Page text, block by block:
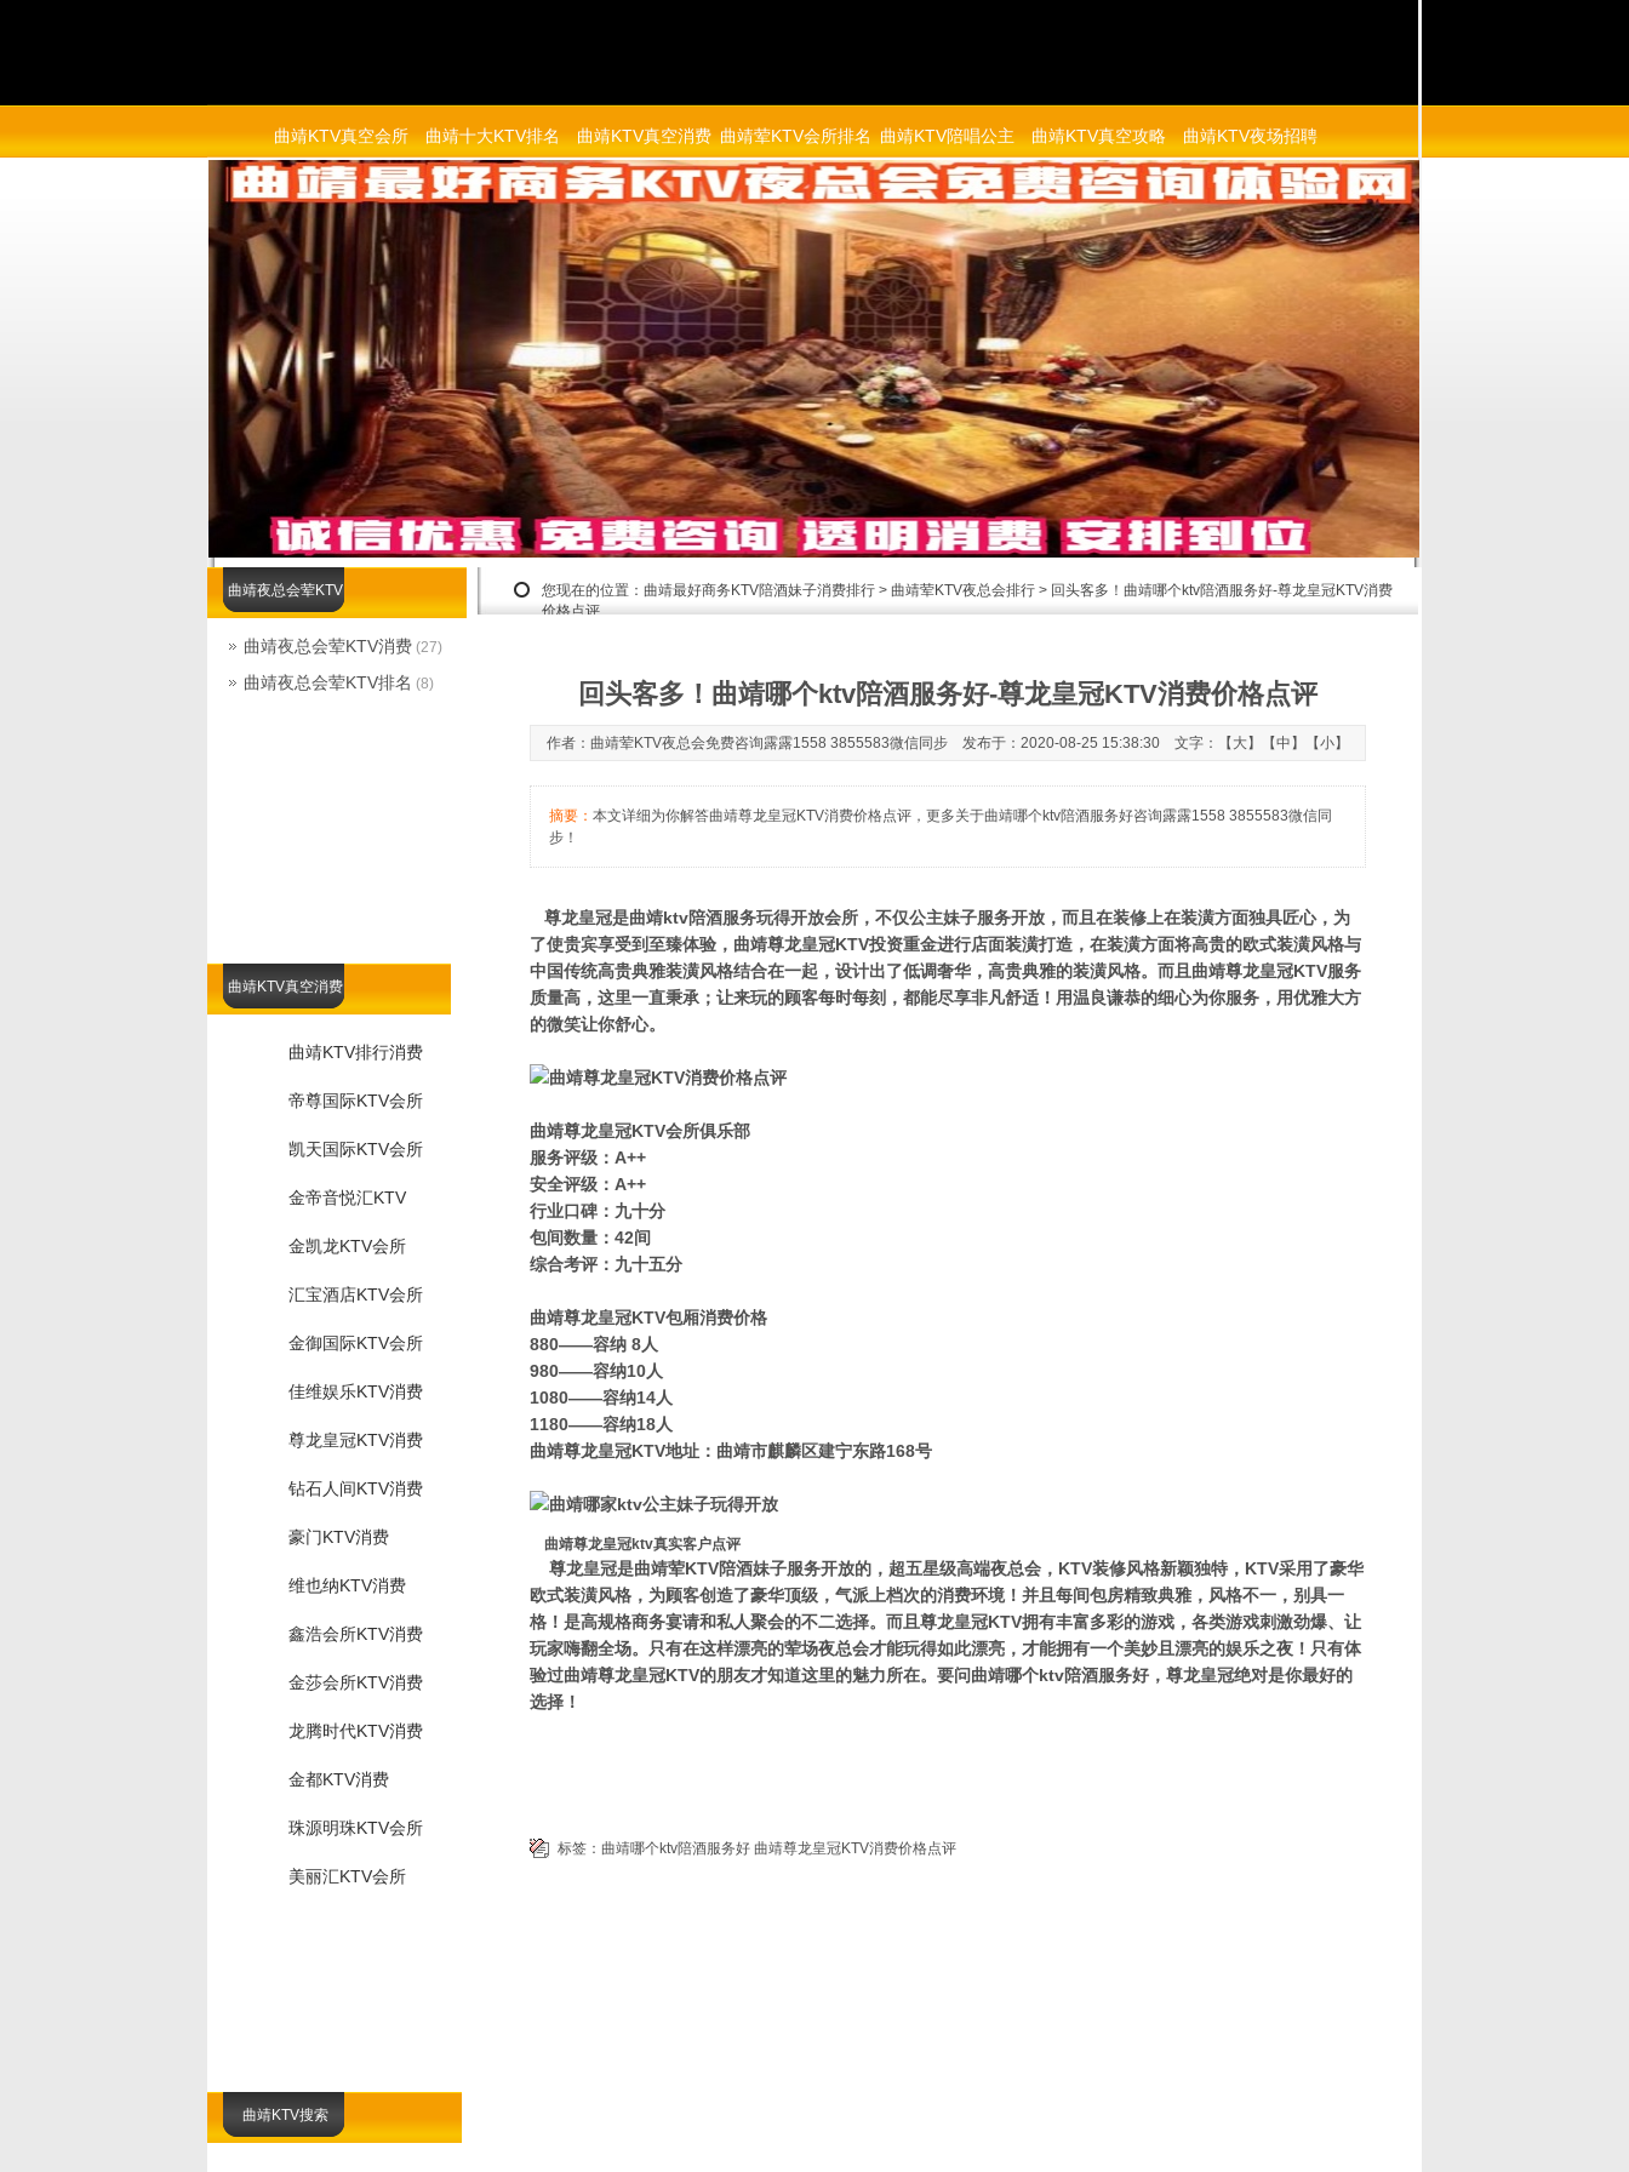
曲靖KTV真空会所 曲靖十大KTV排名 曲靖KTV真空消费 曲靖荤KTV会所排名 曲靖KTV陪唱公主 曲靖KTV真空攻略 曲靖KTV夜场招聘
曲靖KTV搜索
您现在的位置： 曲靖最好商务KTV陪酒妹子消费排行 > 曲靖荤KTV夜总会排行 > 回头客多！曲靖哪个ktv陪酒服务好-尊龙皇冠KTV消费
价格点评
曲靖KTV真空消费
曲靖KTV排行消费
帝尊国际KTV会所
凯天国际KTV会所
金帝音悦汇KTV
金凯龙KTV会所
汇宝酒店KTV会所
金御国际KTV会所
佳维娱乐KTV消费
尊龙皇冠KTV消费
钻石人间KTV消费
豪门KTV消费
维也纳KTV消费
鑫浩会所KTV消费
金莎会所KTV消费
龙腾时代KTV消费
金都KTV消费
珠源明珠KTV会所
美丽汇KTV会所
回头客多！曲靖哪个ktv陪酒服务好-尊龙皇冠KTV消费价格点评
作者：曲靖荤KTV夜总会免费咨询露露1558 3855583微信同步 发布于：2020-08-25 15:38:30 文字：【 大】【中 】【小】
摘要： 本文详细为你解答曲靖尊龙皇冠KTV消费价格点评，更多关于曲靖哪个ktv陪酒服务好咨询露露1558 3855583微信同
步！
尊龙皇冠是曲靖ktv陪酒服务玩得开放会所，不仅公主妹子服务开放，而且在装修上在装潢方面独具匠心，为
了使贵宾享受到至臻体验，曲靖尊龙皇冠KTV投资重金进行店面装潢打造，在装潢方面将高贵的欧式装潢风格与
中国传统高贵典雅装潢风格结合在一起，设计出了低调奢华，高贵典雅的装潢风格。而且曲靖尊龙皇冠KTV服务
质量高，这里一直秉承；让来玩的顾客每时每刻，都能尽享非凡舒适！用温良谦恭的细心为你服务，用优雅大方
的微笑让你舒心。
曲靖尊龙皇冠KTV会所俱乐部
服务评级：A++
安全评级：A++
行业口碑：九十分
包间数量：42间
综合考评：九十五分
曲靖尊龙皇冠KTV包厢消费价格
880——容纳 8人
980——容纳10人
1080——容纳14人
1180——容纳18人
曲靖尊龙皇冠KTV地址：曲靖市麒麟区建宁东路168号
曲靖尊龙皇冠ktv真实客户点评
尊龙皇冠是曲靖荤KTV陪酒妹子服务开放的，超五星级高端夜总会，KTV装修风格新颖独特，KTV采用了豪华
欧式装潢风格，为顾客创造了豪华顶级，气派上档次的消费环境！并且每间包房精致典雅，风格不一，别具一
格！是高规格商务宴请和私人聚会的不二选择。而且尊龙皇冠KTV拥有丰富多彩的游戏，各类游戏刺激劲爆、让
玩家嗨翻全场。只有在这样漂亮的荤场夜总会才能玩得如此漂亮，才能拥有一个美妙且漂亮的娱乐之夜！只有体
验过曲靖尊龙皇冠KTV的朋友才知道这里的魅力所在。要问曲靖哪个ktv陪酒服务好，尊龙皇冠绝对是你最好的
选择！
标签： 曲靖哪个ktv陪酒服务好 曲靖尊龙皇冠KTV消费价格点评
曲靖夜总会荤KTV
曲靖夜总会荤KTV消费 (27)
曲靖夜总会荤KTV排名 (8)